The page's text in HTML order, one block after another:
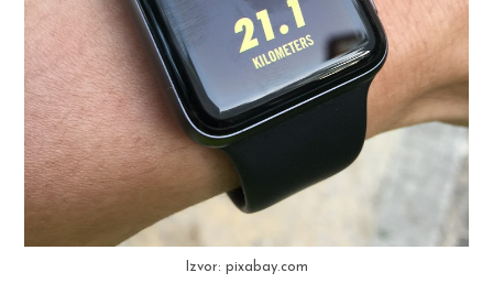
Izvor: pixabay.com